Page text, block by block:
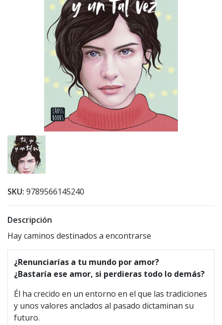
SKU: 9789566145240
Descripción
Hay caminos destinados a encontrarse
¿Renunciarías a tu mundo por amor?
¿Bastaría ese amor, si perdieras todo lo demás?
Él ha crecido en un entorno en el que las tradiciones
y unos valores anclados al pasado dictaminan su
futuro.